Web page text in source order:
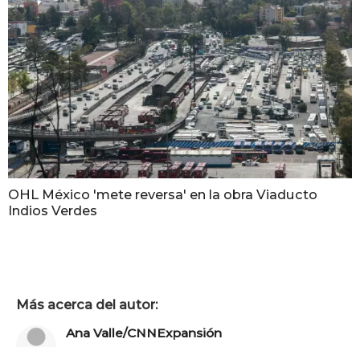
OHL México 'mete reversa' en la obra Viaducto
Indios Verdes
Más acerca del autor:
Ana Valle/CNNExpansión